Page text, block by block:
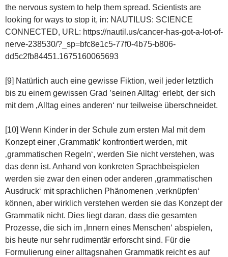
the nervous system to help them spread. Scientists are
looking for ways to stop it, in: NAUTILUS: SCIENCE
CONNECTED, URL: https://nautil.us/cancer-has-got-a-lot-of-
nerve-238530/?_sp=bfc8e1c5-77f0-4b75-b806-
dd5c2fb84451.1675160065693
[9] Natürlich auch eine gewisse Fiktion, weil jeder letztlich
bis zu einem gewissen Grad ’seinen Alltag‘ erlebt, der sich
mit dem ‚Alltag eines anderen‘ nur teilweise überschneidet.
[10] Wenn Kinder in der Schule zum ersten Mal mit dem
Konzept einer ‚Grammatik‘ konfrontiert werden, mit
‚grammatischen Regeln‘, werden Sie nicht verstehen, was
das denn ist. Anhand von konkreten Sprachbeispielen
werden sie zwar den einen oder anderen ‚grammatischen
Ausdruck‘ mit sprachlichen Phänomenen ‚verknüpfen‘
können, aber wirklich verstehen werden sie das Konzept der
Grammatik nicht. Dies liegt daran, dass die gesamten
Prozesse, die sich im ‚Innern eines Menschen‘ abspielen,
bis heute nur sehr rudimentär erforscht sind. Für die
Formulierung einer alltagsnahen Grammatik reicht es auf